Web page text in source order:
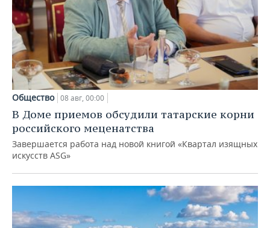
Общество 08 авг, 00:00
В Доме приемов обсудили татарские корни
российского меценатства
Завершается работа над новой книгой «Квартал изящных
искусств ASG»